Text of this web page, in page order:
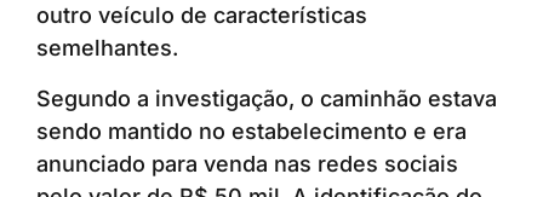
outro veículo de características
semelhantes.
Segundo a investigação, o caminhão estava
sendo mantido no estabelecimento e era
anunciado para venda nas redes sociais